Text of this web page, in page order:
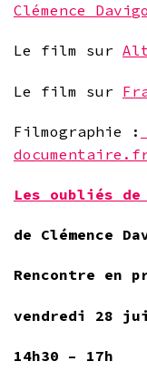
Clémence
Le film sur
Le film sur
Filmographie :
Les oubliés
de Clémence
Rencontre en
vendredi 28
14h30 – 17h